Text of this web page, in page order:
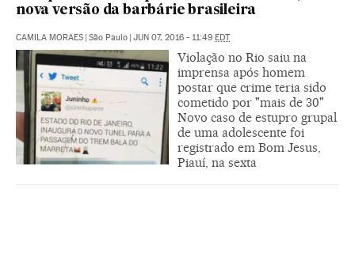
nova versão da barbárie brasileira
CAMILA MORAES | São Paulo | JUN 07, 2016 - 11:49 EDT
Violação no Rio saiu na
imprensa após homem
postar que crime teria sido
cometido por "mais de 30"
Novo caso de estupro grupal
de uma adolescente foi
registrado em Bom Jesus,
Piauí, na sexta